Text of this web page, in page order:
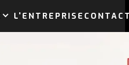
L'ENTREPRISE CONTACT